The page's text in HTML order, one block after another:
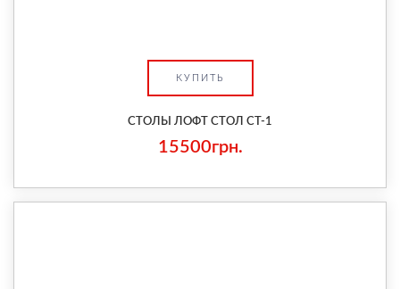
КУПИТЬ
СТОЛЫ ЛОФТ СТОЛ СТ-1
15500грн.